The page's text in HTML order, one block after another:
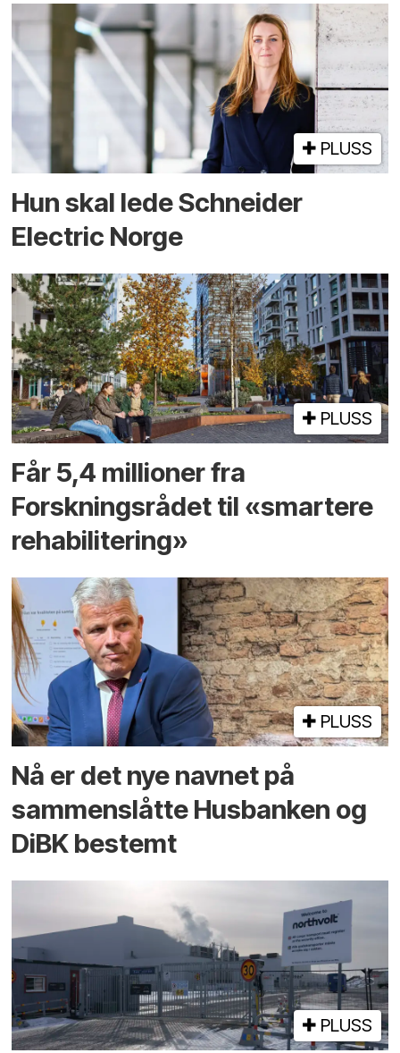
PLUSS
Hun skal lede Schneider
Electric Norge
PLUSS
Får 5,4 millioner fra
Forskningsrådet til «smartere
rehabilitering»
PLUSS
Nå er det nye navnet på
sammenslåtte Husbanken og
DiBK bestemt
PLUSS